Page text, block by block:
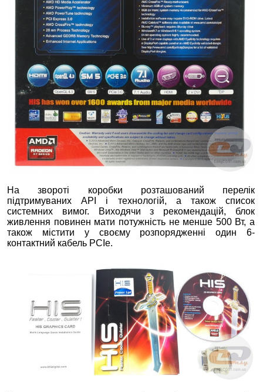
На звороті коробки розташований перелік
підтримуваних API і технологій, а також список
системних вимог. Виходячи з рекомендацій, блок
живлення повинен мати потужність не менше 500 Вт, а
також містити у своєму розпорядженні один 6-
контактний кабель PCIe.